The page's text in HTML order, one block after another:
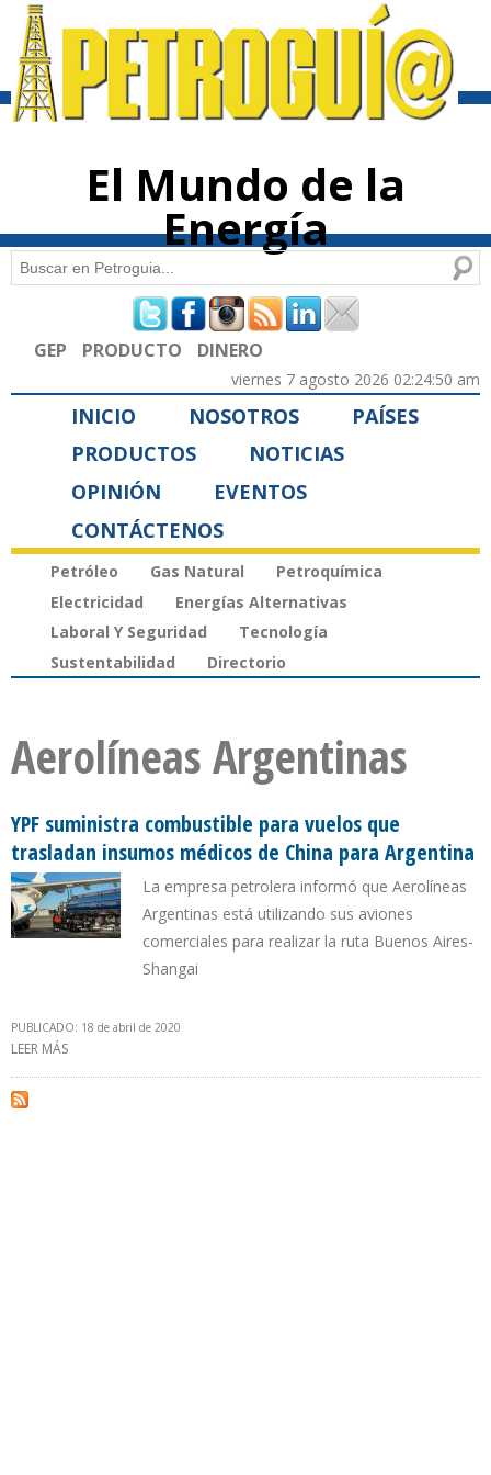
contenido
El Mundo de la
Energía
Formulario de búsqueda
Buscar
GEP PRODUCTO DINERO
viernes 7 agosto 2026 02:24:50 am
INICIO NOSOTROS
PAÍSES
PRODUCTOS
NOTICIAS
OPINIÓN
EVENTOS
CONTÁCTENOS
Petróleo Gas Natural
Petroquímica
Electricidad
Energías Alternativas
Laboral Y Seguridad
Tecnología
Sustentabilidad
Directorio
Aerolíneas Argentinas
YPF suministra combustible para vuelos que
trasladan insumos médicos de China para Argentina
La empresa petrolera informó que Aerolíneas
Argentinas está utilizando sus aviones
comerciales para realizar la ruta Buenos Aires-
Shangai
PUBLICADO: 18 de abril de 2020
LEER MÁS